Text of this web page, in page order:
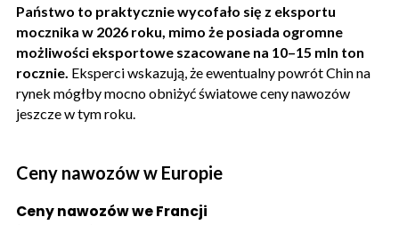
Państwo to praktycznie wycofało się z eksportu
mocznika w 2026 roku, mimo że posiada ogromne
możliwości eksportowe szacowane na 10–15 mln ton
rocznie. Eksperci wskazują, że ewentualny powrót Chin na
rynek mógłby mocno obniżyć światowe ceny nawozów
jeszcze w tym roku.
Ceny nawozów w Europie
Ceny nawozów we Francji